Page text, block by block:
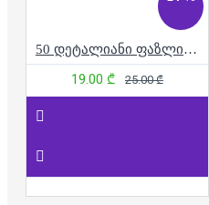
50 დეტალიანი ფაზლი - საშობაო საჩუქრები
19.00 ₾ 25.00 ₾